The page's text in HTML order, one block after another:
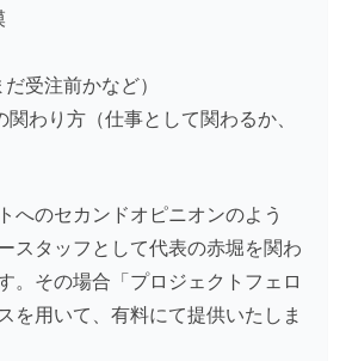
受注前かなど）
関わり方（仕事として関わるか、
へのセカンドオピニオンのよう
スタッフとして代表の赤堀を関わ
。その場合「プロジェクトフェロ
を用いて、有料にて提供いたしま